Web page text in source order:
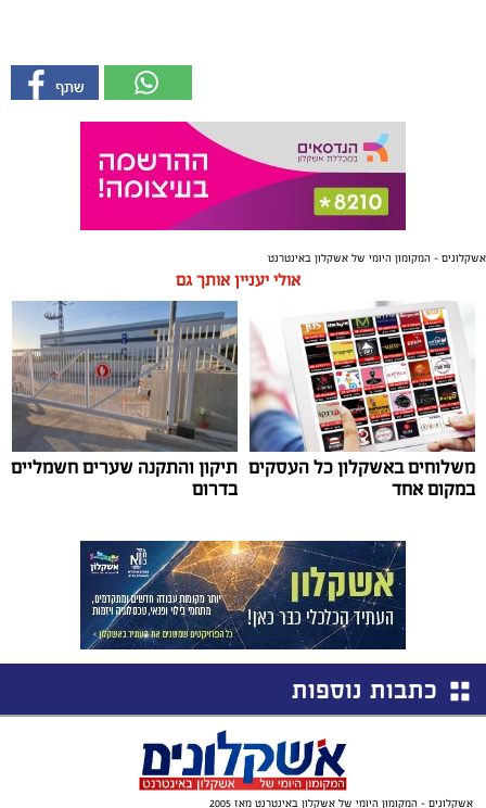
אשקלונים - המקומון היומי של אשקלון באינטרנט
אולי יעניין אותך גם
משלוחים באשקלון כל העסקים
במקום אחד
תיקון והתקנה שערים חשמליים
בדרום
כתבות נוספות
אשקלונים - המקומון היומי של אשקלון באינטרנט מאז 2005